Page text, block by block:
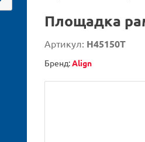
Площадка
Артикул: H45150T
Бренд:Align